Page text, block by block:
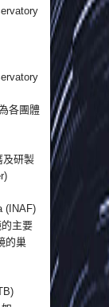
各團體
及研製
(INAF)
主要
的巢